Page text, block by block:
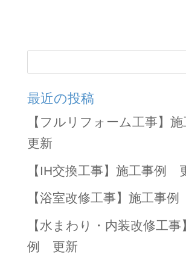
最近の投稿
【フルリフォーム工事】
更新
【IH交換工事】施工事例
【浴室改修工事】施工事
【水まわり・内装改修工事
例 更新